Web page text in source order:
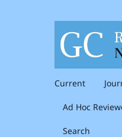
Current
Ad Hoc
Search